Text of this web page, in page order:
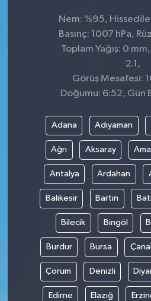
Nem: %95,
Basınç: 1007 hPa,
Toplam Yağış: 0
2.1,
Görüş Mesafesi:
Doğumu: 6:52, Gün
Adana Adıyaman
Ağrı Aksaray
Antalya Ardahan
Balıkesir Bartın
Bilecik Bingöl
Burdur Bursa
Çorum Denizli
Edirne Elazığ